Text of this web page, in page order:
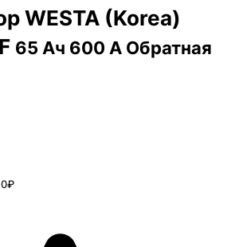
WESTA (Korea)
65 Ач 600 А Обратная
0₽